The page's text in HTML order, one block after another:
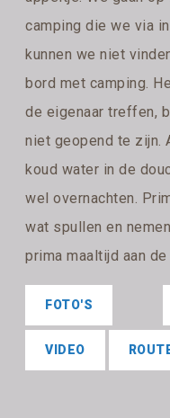
camping die we via
kunnen we niet
bord met camping.
de eigenaar treffen,
niet geopend te zijn.
koud water in de
wel overnachten.
wat spullen en
prima maaltijd aan
FOTO'S
VIDEO